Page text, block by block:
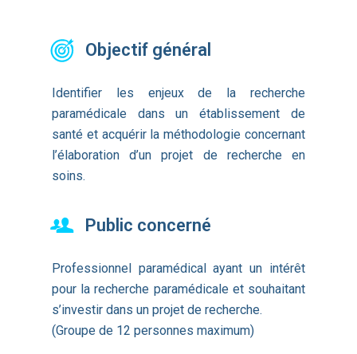
Objectif général
Identifier les enjeux de la recherche
paramédicale dans un établissement de
santé et acquérir la méthodologie concernant
l’élaboration d’un projet de recherche en
soins.
Public concerné
Professionnel paramédical ayant un intérêt
pour la recherche paramédicale et souhaitant
s’investir dans un projet de recherche.
(Groupe de 12 personnes maximum)